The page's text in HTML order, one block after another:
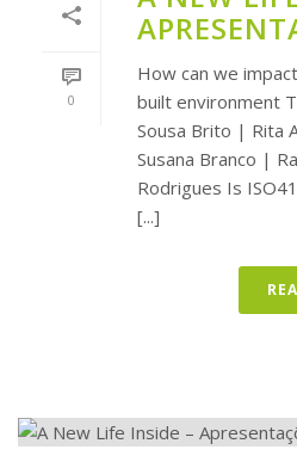
0
How can we
built environment
Sousa Brito | Rita
Susana Branco |
Rodrigues Is
[...]